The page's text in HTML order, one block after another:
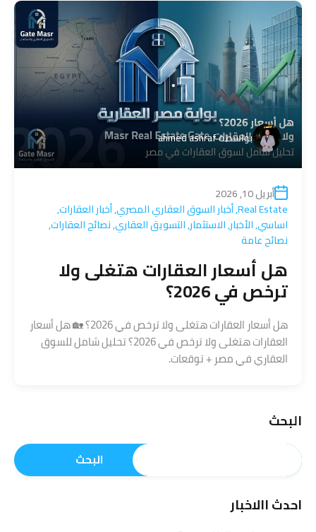
بواسطةahmed ashraf
أبريل 10, 2026
Real Estate
,أخبار السوق العقاري المصري,أخبار العقارات,
اساسي,الأخبار,الاستثمار,التسويق العقاري,نصائح العقارات,
نصائح عامة
هل أسعار العقارات هتغلى ولا
ترخص في 2026؟
هل أسعار العقارات هتغلى ولا ترخص في 2026؟ 🏡 هل أسعار
العقارات هتغلى ولا ترخص في 2026؟ تحليل شامل للسوق
العقاري في مصر + توقعات.
البحث
البحث
احدث االاخبار